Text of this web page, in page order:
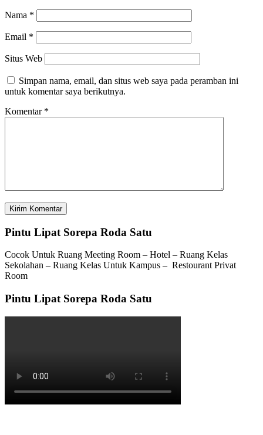
Nama *
Email *
Situs Web
Simpan nama, email, dan situs web saya pada peramban ini
untuk komentar saya berikutnya.
Komentar *
Pintu Lipat Sorepa Roda Satu
Cocok Untuk Ruang Meeting Room – Hotel – Ruang Kelas
Sekolahan – Ruang Kelas Untuk Kampus – Restourant Privat
Room
Pintu Lipat Sorepa Roda Satu